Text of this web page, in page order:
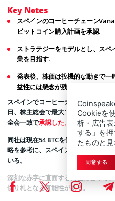
Key Notes
スペインのコーヒーチェーン
ビットコイン購入計画を承認.
ストラテジーをモデルとし、ス
業を目指す.
発表後、株価は投機的な動きで
益性には懸念が残る.
スペインでコーヒーチェーンを6店舗
日、株主総会で最大10億ユーロ相当
全会一致で承認した。
同社は現在54 BTCを保有しており、
略を参考に、スペイン最大の上場ビ
いる。
深刻な赤字に直面する同社にとって
切り札となる可能性がある。
Cookieを
析・広告
する」を
たものと見
同意する